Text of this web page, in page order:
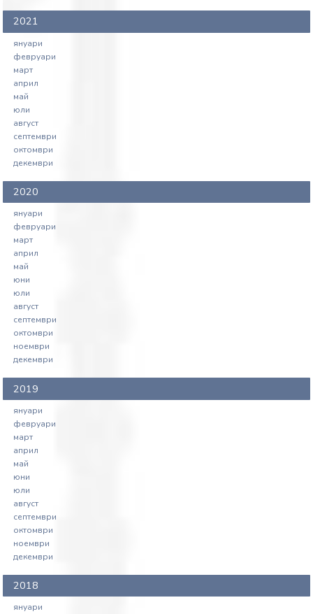
ветеринарномедицинската дейност,
2021
януари
февруари
март
април
май
юли
август
септември
октомври
декември
2020
януари
февруари
март
април
май
юни
юли
август
септември
октомври
ноември
декември
2019
януари
февруари
март
април
май
юни
юли
август
септември
октомври
ноември
декември
2018
януари